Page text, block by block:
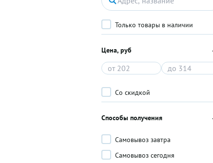
Только товары в наличии
Цена, руб
Со скидкой
Способы получения
Самовывоз завтра
Самовывоз сегодня